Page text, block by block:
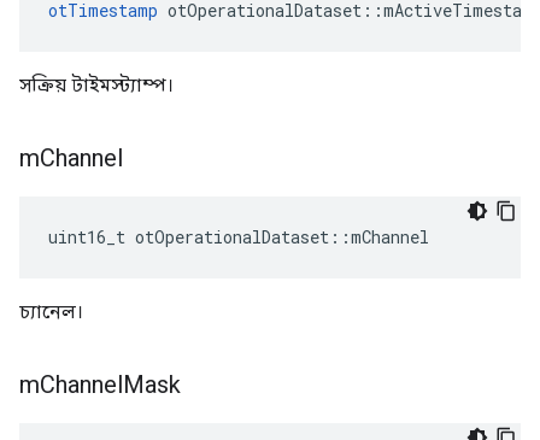
otTimestamp otOperationalDataset ::
সক্রিয় টাইমস্ট্যাম্প।
mChannel
uint16_t otOperationalDataset ::mChannel
চ্যানেল।
mChannelMask